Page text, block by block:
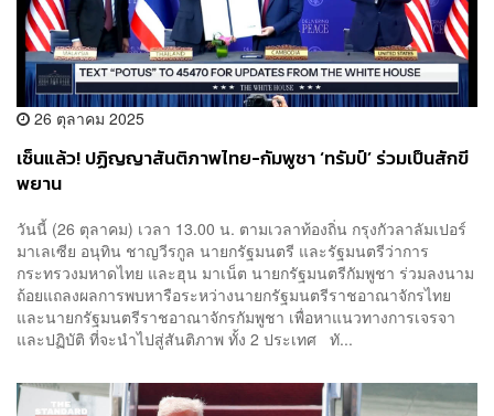
26 ตุลาคม 2025
เซ็นแล้ว! ปฏิญญาสันติภาพไทย-กัมพูชา ‘ทรัมป์’ ร่วมเป็นสักขี
พยาน
วันนี้ (26 ตุลาคม) เวลา 13.00 น. ตามเวลาท้องถิ่น กรุงกัวลาลัมเปอร์
มาเลเซีย อนุทิน ชาญวีรกูล นายกรัฐมนตรี และรัฐมนตรีว่าการ
กระทรวงมหาดไทย และฮุน มาเน็ต นายกรัฐมนตรีกัมพูชา ร่วมลงนาม
ถ้อยแถลงผลการพบหารือระหว่างนายกรัฐมนตรีราชอาณาจักรไทย
และนายกรัฐมนตรีราชอาณาจักรกัมพูชา เพื่อหาแนวทางการเจรจา
และปฏิบัติ ที่จะนำไปสู่สันติภาพ ทั้ง 2 ประเทศ ทั...